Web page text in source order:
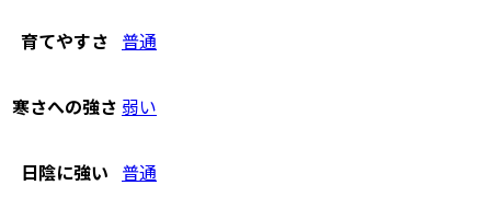
育てやすさ 普通
寒さへの強さ 弱い
日陰に強い 普通